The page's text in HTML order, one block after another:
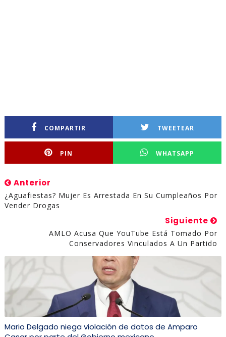
COMPARTIR TWEETEAR
PIN WHATSAPP
Anterior
¿Aguafiestas? Mujer Es Arrestada En Su Cumpleaños Por
Vender Drogas
Siguiente
AMLO Acusa Que YouTube Está Tomado Por
Conservadores Vinculados A Un Partido
Mario Delgado niega violación de datos de Amparo